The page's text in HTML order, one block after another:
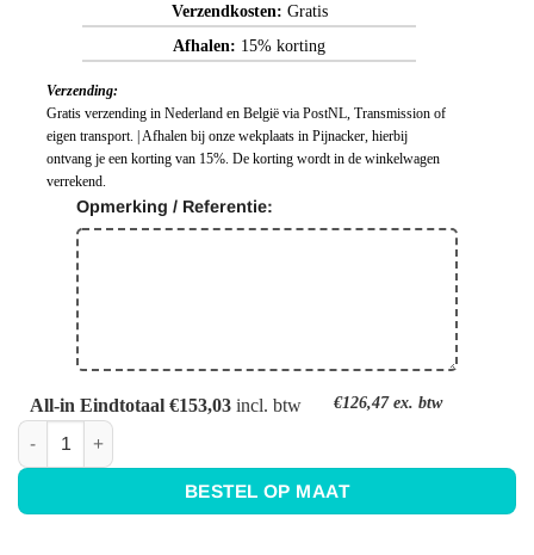
Verzendkosten: Gratis
Afhalen: 15% korting
Verzending:
Gratis verzending in Nederland en België via PostNL, Transmission of
eigen transport. | Afhalen bij onze wekplaats in Pijnacker, hierbij
ontvang je een korting van 15%. De korting wordt in de winkelwagen
verrekend.
Opmerking / Referentie:
All-in Eindtotaal €153,03 incl. btw €126,47ex. btw
Keuken achterwand grijs - Ral 9007 - Aluminiumkleurig aantal
BESTEL OP MAAT